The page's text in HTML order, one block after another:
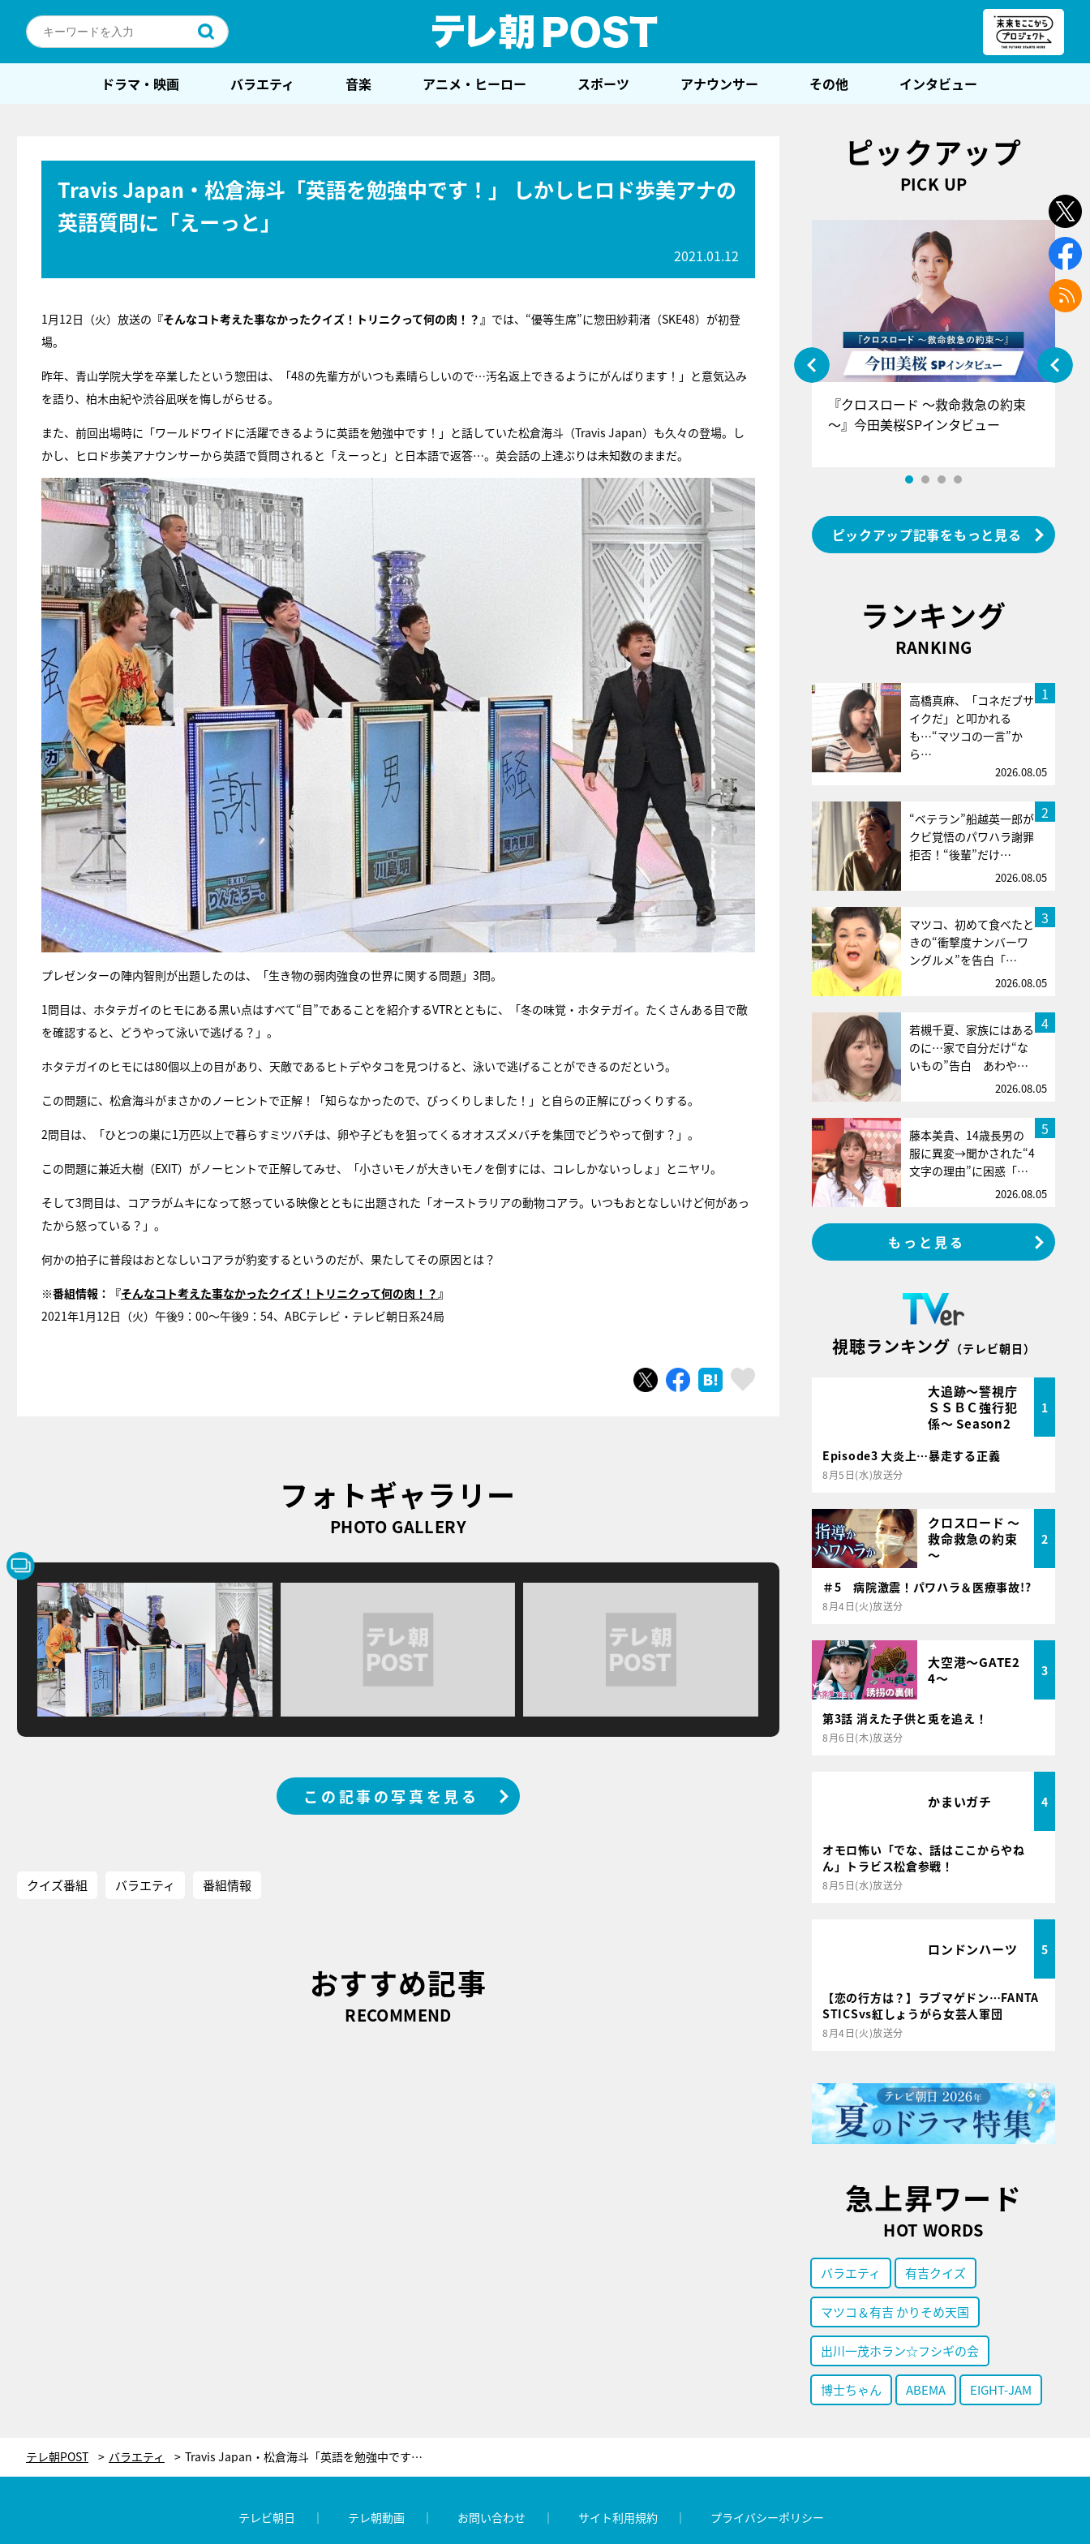
ドラマ・映画 バラエティ 音楽 アニメ・ヒーロー スポーツ アナウンサー その他 インタビュー
Travis Japan・松倉海斗「英語を勉強中です！」 しかしヒロド歩美アナの
英語質問に「えーっと」
2021.01.12
1月12日（火）放送の 『そんなコト考えた事なかったクイズ！トリニクって何の肉！？』 では、“優等生席”に惣田紗莉渚（SKE48）が初登
場。
昨年、青山学院大学を卒業したという惣田は、「48の先輩方がいつも素晴らしいので…汚名返上できるようにがんばります！」と意気込み
を語り、柏木由紀や渋谷凪咲を悔しがらせる。
また、前回出場時に「ワールドワイドに活躍できるように英語を勉強中です！」と話していた松倉海斗（Travis Japan）も久々の登場。し
かし、ヒロド歩美アナウンサーから英語で質問されると「えーっと」と日本語で返答…。英会話の上達ぶりは未知数のままだ。
プレゼンターの陣内智則が出題したのは、「生き物の弱肉強食の世界に関する問題」3問。
1問目は、ホタテガイのヒモにある黒い点はすべて“目”であることを紹介するVTRとともに、「冬の味覚・ホタテガイ。たくさんある目で敵
を確認すると、どうやって泳いで逃げる？」。
ホタテガイのヒモには80個以上の目があり、天敵であるヒトデやタコを見つけると、泳いで逃げることができるのだという。
この問題に、松倉海斗がまさかのノーヒントで正解！「知らなかったので、びっくりしました！」と自らの正解にびっくりする。
2問目は、「ひとつの巣に1万匹以上で暮らすミツバチは、卵や子どもを狙ってくるオオスズメバチを集団でどうやって倒す？」。
この問題に兼近大樹（EXIT）がノーヒントで正解してみせ、「小さいモノが大きいモノを倒すには、コレしかないっしょ」とニヤリ。
そして3問目は、コアラがムキになって怒っている映像とともに出題された「オーストラリアの動物コアラ。いつもおとなしいけど何があっ
たから怒っている？」。
何かの拍子に普段はおとなしいコアラが豹変するというのだが、果たしてその原因とは？
※番組情報：『そんなコト考えた事なかったクイズ！トリニクって何の肉！？』
2021年1月12日（火）午後9：00～午後9：54、ABCテレビ・テレビ朝日系24局
ツイートシェア はてブ
フォトギャラリー
PHOTO GALLERY
この記事の写真を見る
クイズ番組 バラエティ 番組情報
おすすめ記事
RECOMMEND
ピックアップ
PICK UP
E齋藤樹愛羅＆佐々木舞香SPインタ
ビュー
『クロスロード ～救命救急の約束
～』今田美桜SPインタビュー
ピックアップ記事をもっと見る
ランキング
RANKING
1
高橋真麻、「コネだブサ
イクだ」と叩かれる
も…“マツコの一言”か
ら…
2026.08.05
2
“ベテラン”船越英一郎が
クビ覚悟のパワハラ謝罪
拒否！“後輩”だけ…
2026.08.05
3
マツコ、初めて食べたと
きの“衝撃度ナンバーワ
ングルメ”を告白「…
2026.08.05
4
若槻千夏、家族にはある
のに…家で自分だけ“な
いもの”告白 あわや…
2026.08.05
5
藤本美貴、14歳長男の
服に異変→聞かされた“4
文字の理由”に困惑「…
2026.08.05
もっと見る
視聴ランキング （テレビ朝日）
大追跡～警視庁
ＳＳＢＣ強行犯
係～ Season2
1
Episode3 大炎上…暴走する正義
8月5日(水)放送分
クロスロード ～
救命救急の約束
～
2
＃5 病院激震！パワハラ＆医療事故!?
8月4日(火)放送分
大空港～GATE2
4～
3
第3話 消えた子供と兎を追え！
8月6日(木)放送分
かまいガチ 4
オモロ怖い「でな、話はここからやね
ん」トラビス松倉参戦！
8月5日(水)放送分
ロンドンハーツ 5
【恋の行方は？】ラブマゲドン…FANTA
STICSvs紅しょうがら女芸人軍団
8月4日(火)放送分
急上昇ワード
HOT WORDS
バラエティ 有吉クイズ
マツコ＆有吉 かりそめ天国
出川一茂ホラン☆フシギの会
博士ちゃん ABEMA EIGHT-JAM
テレ朝POST バラエティ Travis Japan・松倉海斗「英語を勉強中です！」 しかしヒロド歩美アナの英語質問に「えーっと」
テレビ朝日 テレ朝動画 お問い合わせ サイト利用規約 プライバシーポリシー